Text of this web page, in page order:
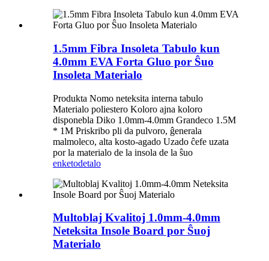
1.5mm Fibra Insoleta Tabulo kun
4.0mm EVA Forta Gluo por Ŝuo
Insoleta Materialo
Produkta Nomo neteksita interna tabulo
Materialo poliestero Koloro ajna koloro
disponebla Diko 1.0mm-4.0mm Grandeco 1.5M
* 1M Priskribo pli da pulvoro, ĝenerala
malmoleco, alta kosto-agado Uzado ĉefe uzata
por la materialo de la insola de la ŝuo
enketodetalo
Multoblaj Kvalitoj 1.0mm-4.0mm
Neteksita Insole Board por Ŝuoj
Materialo